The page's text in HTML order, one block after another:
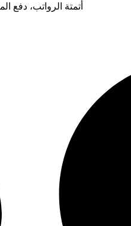
أتمتة الرواتب، دفع